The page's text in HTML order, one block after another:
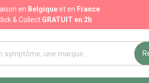
en Belgique et en France
& Collect GRATUIT en 2h
en ligne à votre service sur Liège